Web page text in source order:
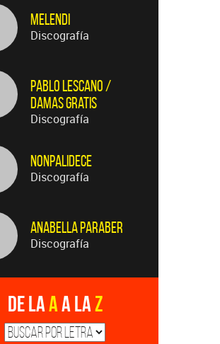
Melendi
Discografía
Pablo Lescano /
Damas Gratis
Discografía
Nonpalidece
Discografía
Anabella Paraber
Discografía
De laAa laZ